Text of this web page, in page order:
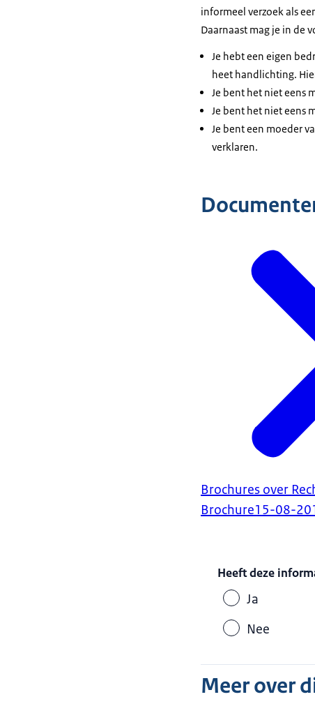
informeel verzoek als
Daarnaast mag je in de
Je hebt een eigen
heet handlichting.
Je bent het niet eens
Je bent het niet eens
Je bent een moeder
verklaren.
Brochures over
Brochure15-08-
Heeft deze
Ja
Nee
Meer over